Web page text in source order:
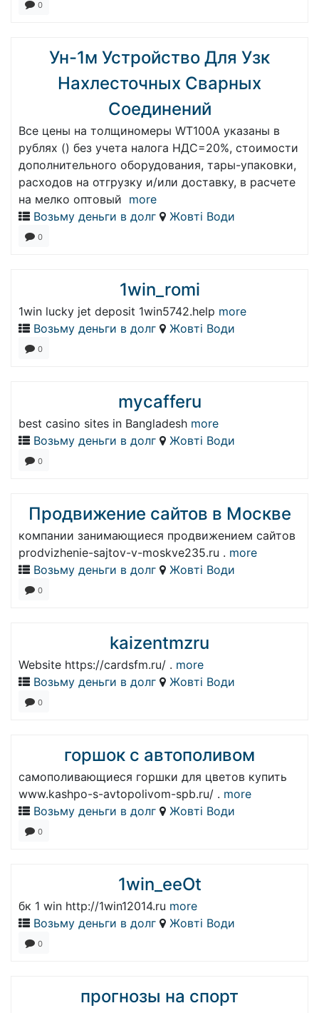
0
Ун-1м Устройство Для Узк
Нахлесточных Сварных
Соединений
Все цены на толщиномеры WT100A указаны в
рублях () без учета налога НДС=20%, стоимости
дополнительного оборудования, тары-упаковки,
расходов на отгрузку и/или доставку, в расчете
на мелко оптовый more
Возьму деньги в долг
Жовті Води
0
1win_romi
1win lucky jet deposit 1win5742.help more
Возьму деньги в долг
Жовті Води
0
mycafferu
best casino sites in Bangladesh more
Возьму деньги в долг
Жовті Води
0
Продвижение сайтов в Москве
компании занимающиеся продвижением сайтов
prodvizhenie-sajtov-v-moskve235.ru . more
Возьму деньги в долг
Жовті Води
0
kaizentmzru
Website https://cardsfm.ru/ . more
Возьму деньги в долг
Жовті Води
0
горшок с автополивом
самополивающиеся горшки для цветов купить
www.kashpo-s-avtopolivom-spb.ru/ . more
Возьму деньги в долг
Жовті Води
0
1win_eeOt
бк 1 win http://1win12014.ru more
Возьму деньги в долг
Жовті Води
0
прогнозы на спорт